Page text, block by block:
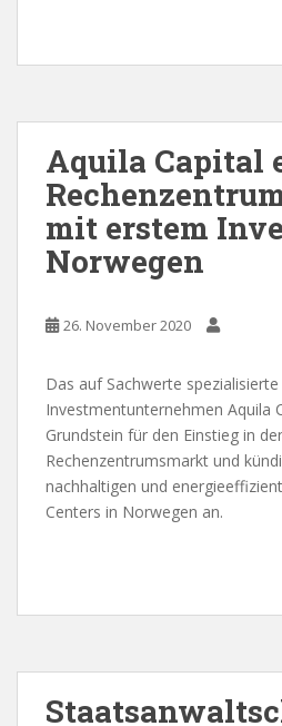
Aquila Capital
mit erstem
Norwegen
26. November 2020
Das auf Sachwerte spezialisierte
Investmentunternehmen Aquila
Grundstein für den Einstieg in
Rechenzentrumsmarkt und
nachhaltigen und
Centers in Norwegen an.